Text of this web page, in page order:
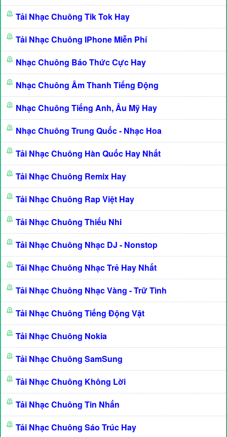
Tải Nhạc Chuông Tik Tok Hay
Tải Nhạc Chuông IPhone Miễn Phí
Nhạc Chuông Báo Thức Cực Hay
Nhạc Chuông Âm Thanh Tiếng Động
Nhạc Chuông Tiếng Anh, Âu Mỹ Hay
Nhạc Chuông Trung Quốc - Nhạc Hoa
Tải Nhạc Chuông Hàn Quốc Hay Nhất
Tải Nhạc Chuông Remix Hay
Tải Nhạc Chuông Rap Việt Hay
Tải Nhạc Chuông Thiếu Nhi
Tải Nhạc Chuông Nhạc DJ - Nonstop
Tải Nhạc Chuông Nhạc Trẻ Hay Nhất
Tải Nhạc Chuông Nhạc Vàng - Trữ Tình
Tải Nhạc Chuông Tiếng Động Vật
Tải Nhạc Chuông Nokia
Tải Nhạc Chuông SamSung
Tải Nhạc Chuông Không Lời
Tải Nhạc Chuông Tin Nhắn
Tải Nhạc Chuông Sáo Trúc Hay